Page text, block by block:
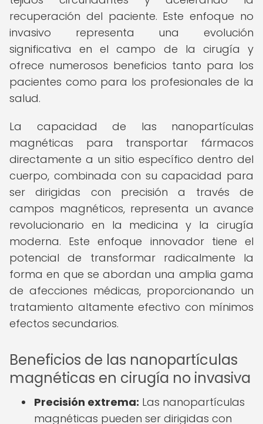
recuperación del paciente. Este enfoque no
invasivo representa una evolución
significativa en el campo de la cirugía y
ofrece numerosos beneficios tanto para los
pacientes como para los profesionales de la
salud.
La capacidad de las nanopartículas
magnéticas para transportar fármacos
directamente a un sitio específico dentro del
cuerpo, combinada con su capacidad para
ser dirigidas con precisión a través de
campos magnéticos, representa un avance
revolucionario en la medicina y la cirugía
moderna. Este enfoque innovador tiene el
potencial de transformar radicalmente la
forma en que se abordan una amplia gama
de afecciones médicas, proporcionando un
tratamiento altamente efectivo con mínimos
efectos secundarios.
Beneficios de las nanopartículas
magnéticas en cirugía no invasiva
Precisión extrema: Las nanopartículas
magnéticas pueden ser dirigidas con